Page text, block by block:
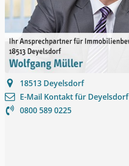
18513 Deyelsdorf
E-Mail Kontakt für Deyelsdorf
0800 589 0225